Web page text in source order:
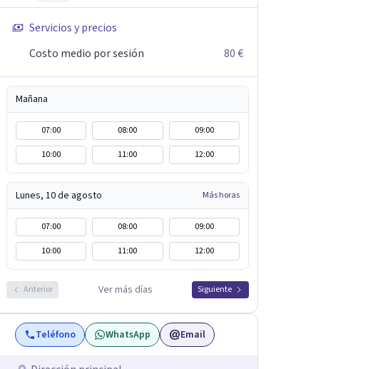
Servicios y precios
Costo medio por sesión
80 €
Mañana
07:00 08:00
09:00
10:00
11:00 12:00
Lunes, 10 de agosto Más horas
07:00 08:00
09:00
10:00
11:00 12:00
Anterior Ver más días Siguiente
Teléfono WhatsApp Email